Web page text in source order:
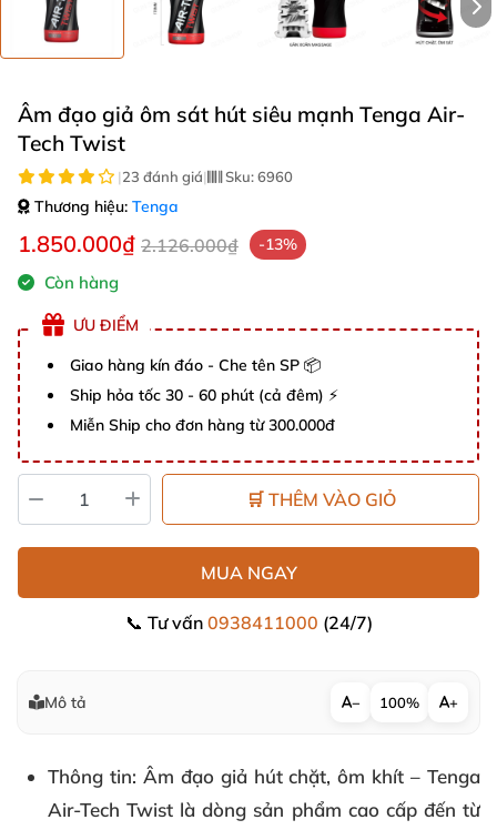
Âm đạo giả ôm sát hút siêu mạnh Tenga Air-
Tech Twist
|23 đánh giá| Sku:6960
Thương hiệu: Tenga
1.850.000₫ 2.126.000₫ -13%
Còn hàng
ƯU ĐIỂM
Giao hàng kín đáo - Che tên SP 📦
Ship hỏa tốc 30 - 60 phút (cả đêm) ⚡
Miễn Ship cho đơn hàng từ 300.000đ
🛒 THÊM VÀO GIỎ
MUA NGAY
📞 Tư vấn 0938411000 (24/7)
Mô tả − 100% +
Thông tin: Âm đạo giả hút chặt, ôm khít – Tenga
Air-Tech Twist là dòng sản phẩm cao cấp đến từ